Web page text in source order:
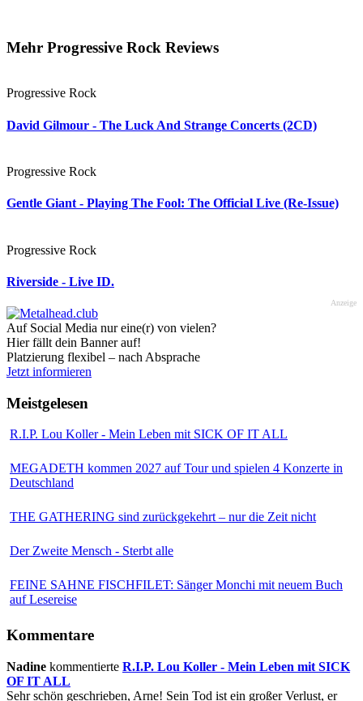
Mehr Progressive Rock Reviews
Progressive Rock
David Gilmour - The Luck And Strange Concerts (2CD)
Progressive Rock
Gentle Giant - Playing The Fool: The Official Live (Re-Issue)
Progressive Rock
Riverside - Live ID.
Anzeige
Auf Social Media nur eine(r) von vielen?
Hier fällt dein Banner auf!
Platzierung flexibel – nach Absprache
Jetzt informieren
Meistgelesen
R.I.P. Lou Koller - Mein Leben mit SICK OF IT ALL
MEGADETH kommen 2027 auf Tour und spielen 4 Konzerte in
Deutschland
THE GATHERING sind zurückgekehrt – nur die Zeit nicht
Der Zweite Mensch - Sterbt alle
FEINE SAHNE FISCHFILET: Sänger Monchi mit neuem Buch
auf Lesereise
Kommentare
Nadine kommentierte R.I.P. Lou Koller - Mein Leben mit SICK
OF IT ALL
Sehr schön geschrieben, Arne! Sein Tod ist ein großer Verlust, er